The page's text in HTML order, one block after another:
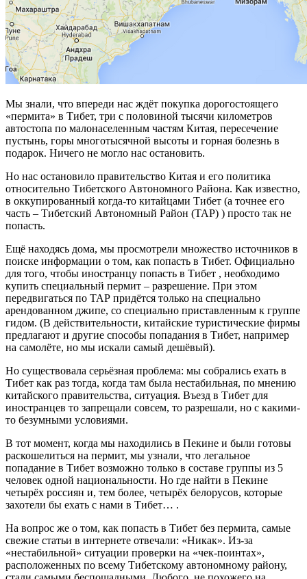
Мы знали, что впереди нас ждёт покупка дорогостоящего
«пермита» в Тибет, три с половиной тысячи километров
автостопа по малонаселенным частям Китая, пересечение
пустынь, горы многотысячной высоты и горная болезнь в
подарок. Ничего не могло нас остановить.
Но нас остановило правительство Китая и его политика
относительно Тибетского Автономного Района. Как известно,
в оккупированный когда-то китайцами Тибет (а точнее его
часть – Тибетский Автономный Район (ТАР) ) просто так не
попасть.
Ещё находясь дома, мы просмотрели множество источников в
поиске информации о том, как попасть в Тибет. Официально
для того, чтобы иностранцу попасть в Тибет , необходимо
купить специальный пермит – разрешение. При этом
передвигаться по ТАР придётся только на специально
арендованном джипе, со специально приставленным к группе
гидом. (В действительности, китайские туристические фирмы
предлагают и другие способы попадания в Тибет, например
на самолёте, но мы искали самый дешёвый).
Но существовала серьёзная проблема: мы собрались ехать в
Тибет как раз тогда, когда там была нестабильная, по мнению
китайского правительства, ситуация. Въезд в Тибет для
иностранцев то запрещали совсем, то разрешали, но с какими-
то безумными условиями.
В тот момент, когда мы находились в Пекине и были готовы
раскошелиться на пермит, мы узнали, что легальное
попадание в Тибет возможно только в составе группы из 5
человек одной национальности. Но где найти в Пекине
четырёх россиян и, тем более, четырёх белорусов, которые
захотели бы ехать с нами в Тибет… .
На вопрос же о том, как попасть в Тибет без пермита, самые
свежие статьи в интернете отвечали: «Никак». Из-за
«нестабильной» ситуации проверки на «чек-поинтах»,
расположенных по всему Тибетскому автономному району,